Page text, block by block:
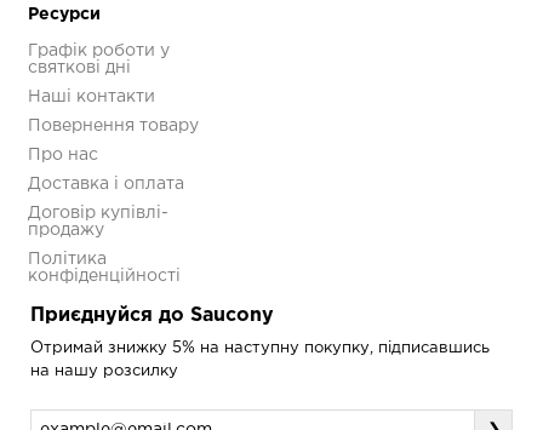
PROGRID OMNI 9
5 593 грн
Ресурси
Графік роботи у
святкові дні
Наші контакти
Повернення товару
Про нас
Доставка і оплата
Договір купівлі-
продажу
Політика
конфіденційності
Приєднуйся до Saucony
Отримай знижку 5% на наступну покупку, підписавшись
на нашу розсилку